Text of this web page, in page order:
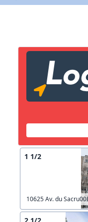
1 1/2
10625 Av. du
Copier lien